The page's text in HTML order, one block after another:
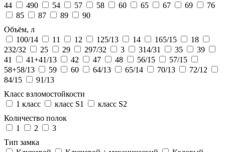
44
490 54 57 58 60 65 67 69
76
85
87 89
90
Объём, л
100/14
11 12 125/13 14 165/15
18
232/32
25 29 297/32 3 314/31 35
39
41
41+41/13 42 47 48 56/15
57/15
58+58/13
59 60 64/13 65/14 70/13
72/12
84/15
91/13
Класс взломостойкости
1 класс
класс S1
класс S2
Количество полок
1
2
3
Тип замка